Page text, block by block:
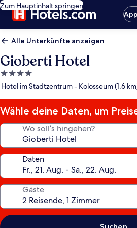
Zum Hauptinhalt springen
Alle Unterkünfte anzeigen
Gioberti Hotel
4.0-
Sterne-
Hotel im Stadtzentrum - Kolosseum (1,6
Wähle deine Daten, um
Wo soll’s hingehen?
Daten
Gäste